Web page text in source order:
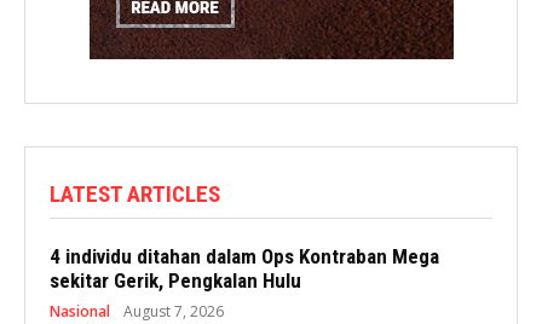
LATEST ARTICLES
4 individu ditahan dalam Ops Kontraban Mega
sekitar Gerik, Pengkalan Hulu
Nasional August 7, 2026